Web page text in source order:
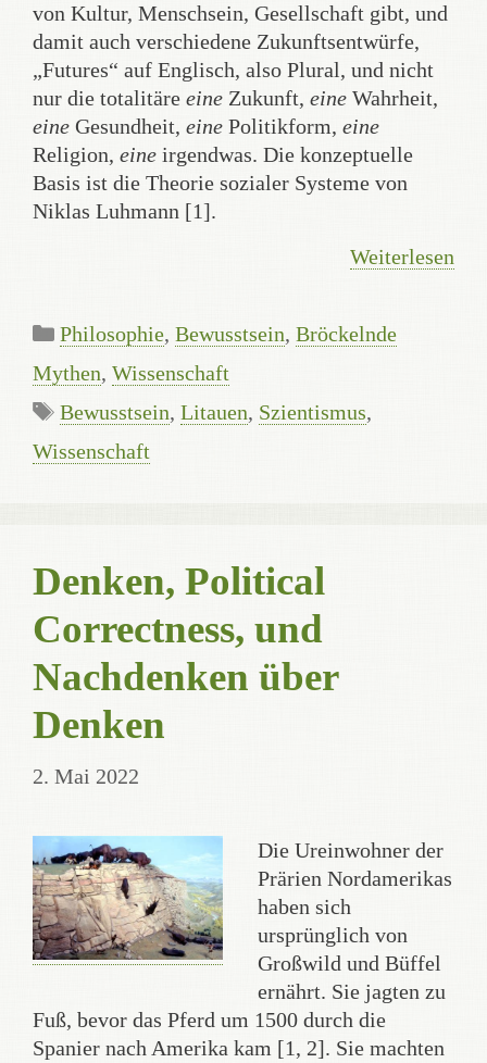
von Kultur, Menschsein, Gesellschaft gibt, und
damit auch verschiedene Zukunftsentwürfe,
„Futures“ auf Englisch, also Plural, und nicht
nur die totalitäre eine Zukunft, eine Wahrheit,
eine Gesundheit, eine Politikform, eine
Religion, eine irgendwas. Die konzeptuelle
Basis ist die Theorie sozialer Systeme von
Niklas Luhmann [1].
Weiterlesen
Kategorien
Philosophie, Bewusstsein, Bröckelnde
Mythen, Wissenschaft
Schlagwörter
Bewusstsein, Litauen, Szientismus,
Wissenschaft
Denken, Political
Correctness, und
Nachdenken über
Denken
2. Mai 2022
Die Ureinwohner der
Prärien Nordamerikas
haben sich
ursprünglich von
Großwild und Büffel
ernährt. Sie jagten zu
Fuß, bevor das Pferd um 1500 durch die
Spanier nach Amerika kam [1, 2]. Sie machten